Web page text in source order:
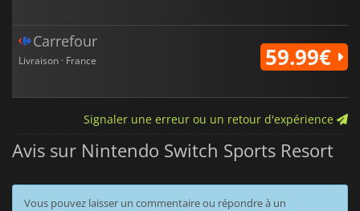
Carrefour
Livraison · France 59.99€
Signaler une erreur ou un retour d'expérience
Avis sur Nintendo Switch Sports Resort
Vous pouvez laisser un commentaire ou répondre à un